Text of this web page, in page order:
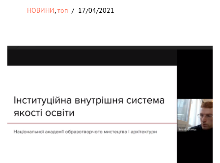
НОВИНИ,топ 17/04/2021